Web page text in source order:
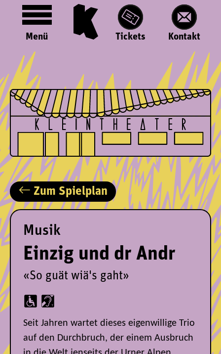
Menü Tickets Kontakt
Zum Spielplan
Musik
Einzig und dr Andr
«So guät wiä's gaht»
Seit Jahren wartet dieses eigenwillige Trio
auf den Durchbruch, der einem Ausbruch